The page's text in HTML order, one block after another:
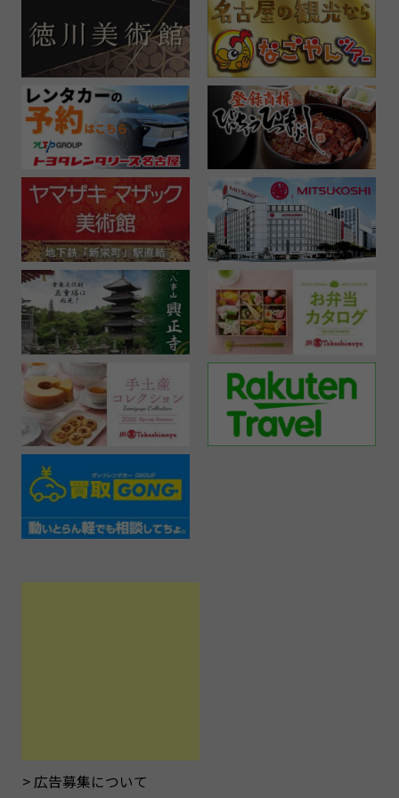
広告募集について